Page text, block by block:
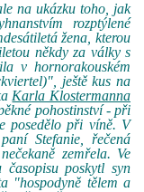
na ukázku toho, jak
rozptýlené
žena, kterou
někdy za války s
v hornorakouském
ještě kus na
Karla Klostermanna
pohostinství - při
posedělo při víně. V
Stefanie, řečená
zemřela. Ve
poskytl syn
"hospodyně tělem a